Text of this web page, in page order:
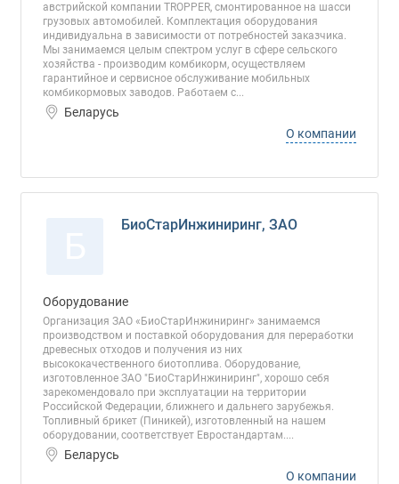
австрийской компании TROPPER, смонтированное на шасси
грузовых автомобилей. Комплектация оборудования
индивидуальна в зависимости от потребностей заказчика.
Мы занимаемся целым спектром услуг в сфере сельского
хозяйства - производим комбикорм, осуществляем
гарантийное и сервисное обслуживание мобильных
комбикормовых заводов. Работаем с...
Беларусь
О компании
БиоСтарИнжиниринг, ЗАО
Оборудование
Организация ЗАО «БиоСтарИнжиниринг» занимаемся
производством и поставкой оборудования для переработки
древесных отходов и получения из них
высококачественного биотоплива. Оборудование,
изготовленное ЗАО "БиоСтарИнжиниринг", хорошо себя
зарекомендовало при эксплуатации на территории
Российской Федерации, ближнего и дальнего зарубежья.
Топливный брикет (Пиникей), изготовленный на нашем
оборудовании, соответствует Евростандартам....
Беларусь
О компании